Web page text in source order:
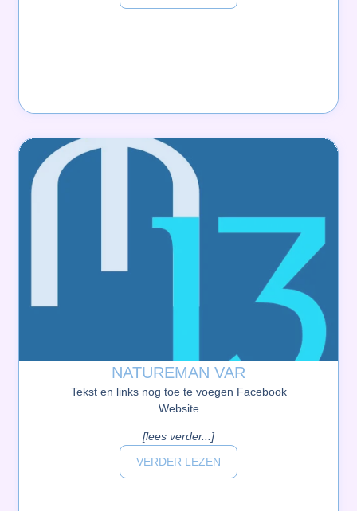
NATUREMAN VAR
Tekst en links nog toe te voegen Facebook
Website
[lees verder...]
VERDER LEZEN